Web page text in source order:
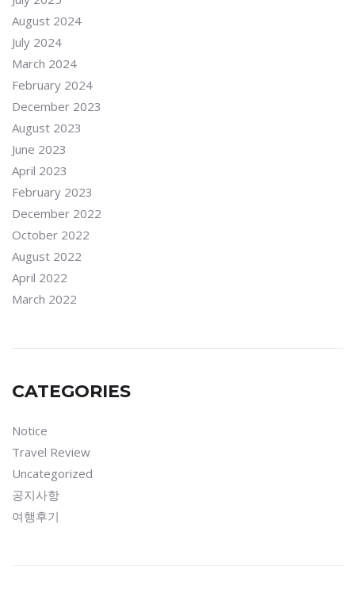
August 2024
July 2024
March 2024
February 2024
December 2023
August 2023
June 2023
April 2023
February 2023
December 2022
October 2022
August 2022
April 2022
March 2022
CATEGORIES
Notice
Travel Review
Uncategorized
공지사항
여행후기